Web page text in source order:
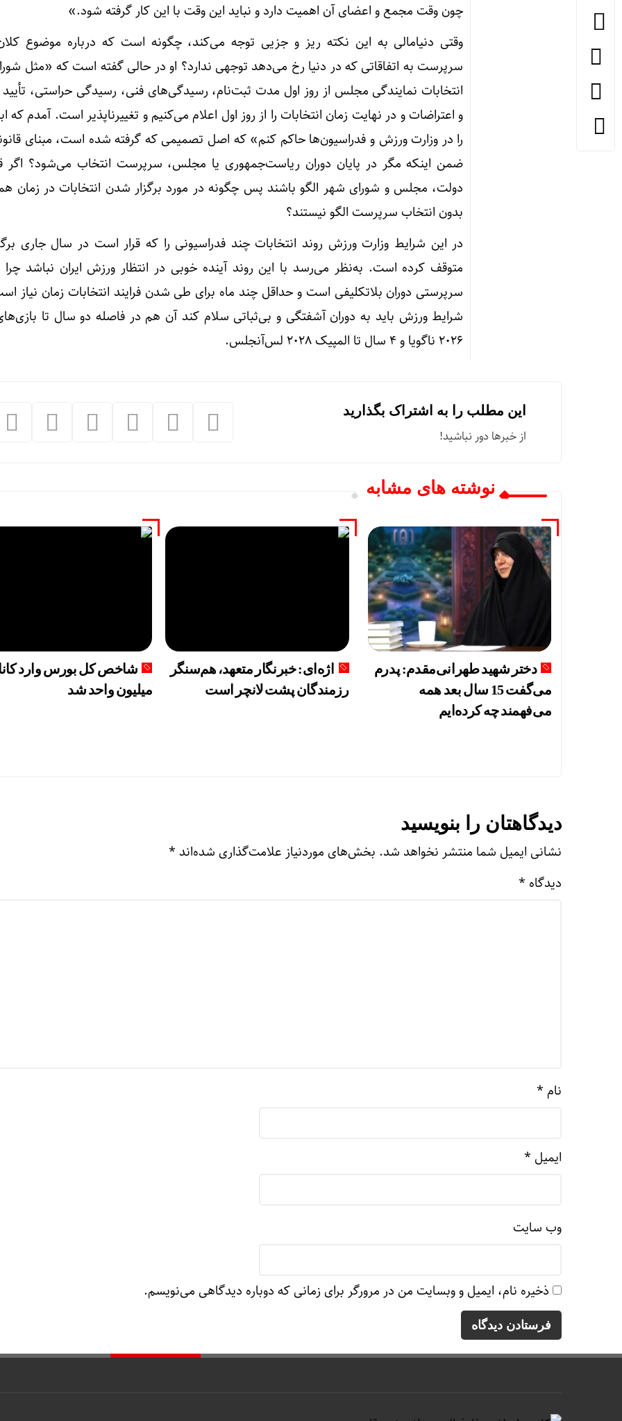
چون وقت مجمع و اعضای آن اهمیت دارد و نباید این وقت با این کار گرفته شود.»
وقتی دنیامالی به این نکته ریز و جزیی توجه می‌کند، چگونه است که درباره موضوع
سرپرست به اتفاقاتی که در دنیا رخ می‌دهد توجهی ندارد؟ او در حالی گفته است که «مثل
انتخابات نمایندگی مجلس از روز اول مدت ثبت‌نام، رسیدگی‌های فنی، رسیدگی حراستی،
و اعتراضات و در نهایت زمان انتخابات را از روز اول اعلام می‌کنیم و تغییرناپذیر است. آمدم که
را در وزارت ورزش و فدراسیون‌ها حاکم کنم» که اصل تصمیمی که گرفته شده است، مبنای
ضمن اینکه مگر در پایان دوران ریاست‌جمهوری یا مجلس، سرپرست انتخاب می‌شود؟ اگر
دولت، مجلس و شورای شهر الگو باشند پس چگونه در مورد برگزار شدن انتخابات در زمان
بدون انتخاب سرپرست الگو نیستند؟
در این شرایط وزارت ورزش روند انتخابات چند فدراسیونی را که قرار است در سال جاری
متوقف کرده است. به‌نظر می‌رسد با این روند آینده خوبی در انتظار ورزش ایران نباشد چرا
سرپرستی دوران بلاتکلیفی است و حداقل چند ماه برای طی شدن فرایند انتخابات زمان نیاز
شرایط ورزش باید به دوران آشفتگی و بی‌ثباتی سلام کند آن هم در فاصله دو سال تا
2026 ناگویا و 4 سال تا المپیک 2028 لس‌آنجلس.
این مطلب را به اشتراک بگذارید
از خبرها دور نباشید!
نوشته های مشابه
دختر شهید طهرانی‌مقدم: پدرم
می‌گفت 15 سال بعد همه
می‌فهمند چه کرده‌ایم
اژه‌ای: خبرنگار متعهد، هم‌سنگر
رزمندگان پشت لانچر است
میلیون واحد شد
دیدگاهتان را بنویسید
نشانی ایمیل شما منتشر نخواهد شد. بخش‌های موردنیاز علامت‌گذاری شده‌اند *
دیدگاه *
نام *
ایمیل *
وب‌ سایت
ذخیره نام، ایمیل و وبسایت من در مرورگر برای زمانی که دوباره دیدگاهی می‌نویسم.